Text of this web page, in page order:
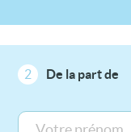
2 De la part de